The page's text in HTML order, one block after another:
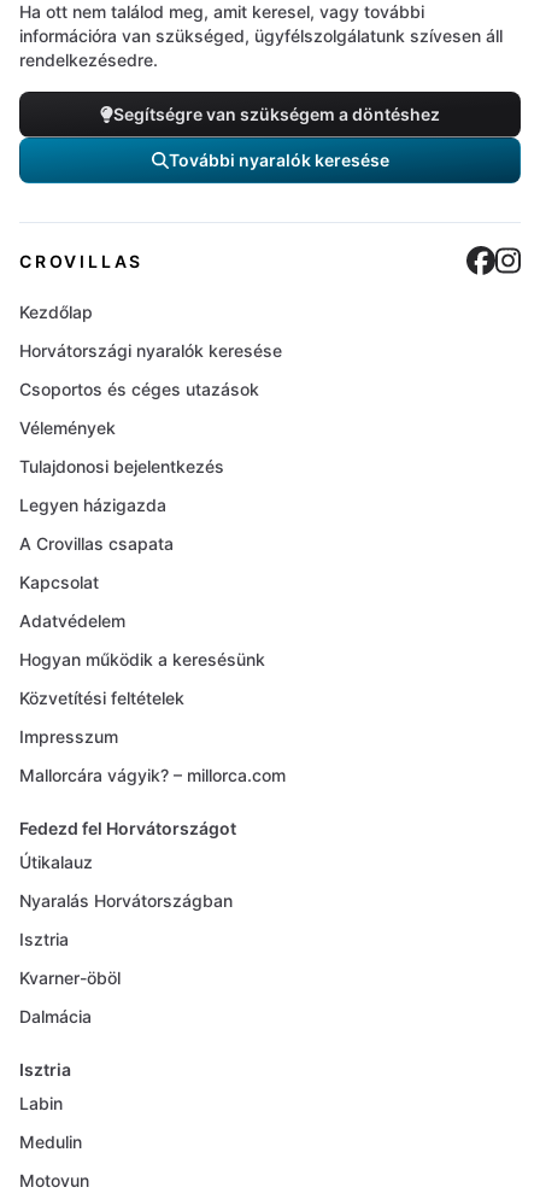
Ha ott nem találod meg, amit keresel, vagy további
információra van szükséged, ügyfélszolgálatunk szívesen áll
rendelkezésedre.
Segítségre van szükségem a döntéshez
További nyaralók keresése
CROVILLAS
Kezdőlap
Horvátországi nyaralók keresése
Csoportos és céges utazások
Vélemények
Tulajdonosi bejelentkezés
Legyen házigazda
A Crovillas csapata
Kapcsolat
Adatvédelem
Hogyan működik a keresésünk
Közvetítési feltételek
Impresszum
Mallorcára vágyik? – millorca.com
Fedezd fel Horvátországot
Útikalauz
Nyaralás Horvátországban
Isztria
Kvarner-öböl
Dalmácia
Isztria
Labin
Medulin
Motovun